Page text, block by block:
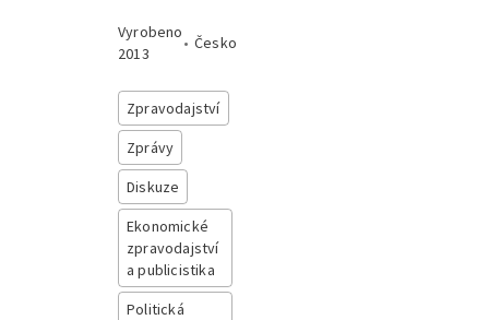
Vyrobeno
2013
• Česko
Zpravodajství
Zprávy
Diskuze
Ekonomické
zpravodajství
a publicistika
Politická